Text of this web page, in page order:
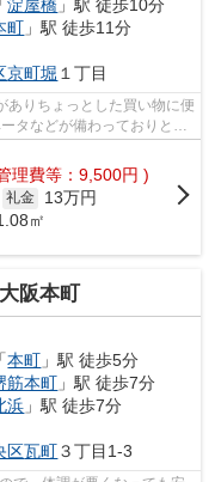
「淀屋橋 」駅 徒歩10分
町 」駅 徒歩11分
京町堀 １丁目
ありちょっとした買い物に便
タなどが備わっておりとて
理費等：9,500円 )
礼金
13万円
㎡
阪本町
「本町 」駅 徒歩5分
筋本町 」駅 徒歩7分
浜 」駅 徒歩7分
区瓦町３丁目1-3